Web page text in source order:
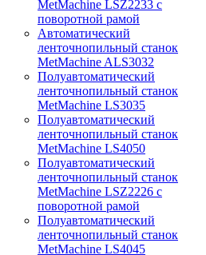
MetMachine LSZ2233 с
поворотной рамой
Автоматический
ленточнопильный станок
MetMachine ALS3032
Полуавтоматический
ленточнопильный станок
MetMachine LS3035
Полуавтоматический
ленточнопильный станок
MetMachine LS4050
Полуавтоматический
ленточнопильный станок
MetMachine LSZ2226 с
поворотной рамой
Полуавтоматический
ленточнопильный станок
MetMachine LS4045